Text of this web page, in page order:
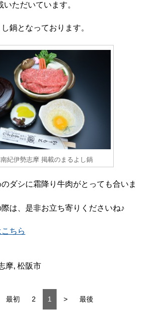
いただいています。
鍋となっております。
紀伊勢志摩 掲載のまるよし鍋
ダシに霜降り牛肉がとっても合いま
は、是非お立ち寄りくださいね♪
ちら
摩, 松阪市
最初 2 1 > 最後